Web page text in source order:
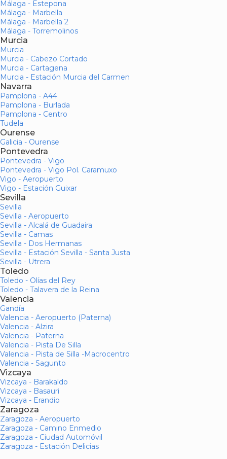
Málaga - Estepona
Málaga - Marbella
Málaga - Marbella 2
Málaga - Torremolinos
Murcia
Murcia
Murcia - Cabezo Cortado
Murcia - Cartagena
Murcia - Estación Murcia del Carmen
Navarra
Pamplona - A44
Pamplona - Burlada
Pamplona - Centro
Tudela
Ourense
Galicia - Ourense
Pontevedra
Pontevedra - Vigo
Pontevedra - Vigo Pol. Caramuxo
Vigo - Aeropuerto
Vigo - Estación Guixar
Sevilla
Sevilla
Sevilla - Aeropuerto
Sevilla - Alcalá de Guadaira
Sevilla - Camas
Sevilla - Dos Hermanas
Sevilla - Estación Sevilla - Santa Justa
Sevilla - Utrera
Toledo
Toledo - Olías del Rey
Toledo - Talavera de la Reina
Valencia
Gandía
Valencia - Aeropuerto (Paterna)
Valencia - Alzira
Valencia - Paterna
Valencia - Pista De Silla
Valencia - Pista de Silla -Macrocentro
Valencia - Sagunto
Vizcaya
Vizcaya - Barakaldo
Vizcaya - Basauri
Vizcaya - Erandio
Zaragoza
Zaragoza - Aeropuerto
Zaragoza - Camino Enmedio
Zaragoza - Ciudad Automóvil
Zaragoza - Estación Delicias